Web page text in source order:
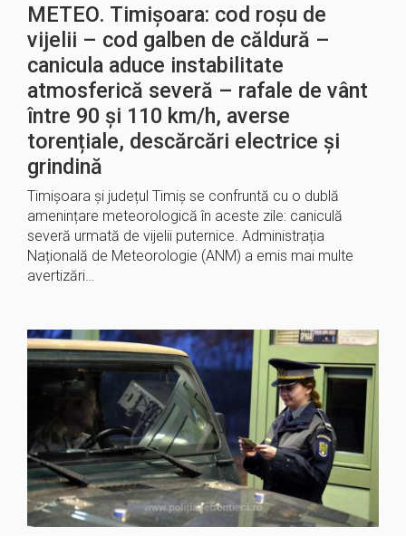
METEO. Timișoara: cod roșu de
vijelii – cod galben de căldură –
canicula aduce instabilitate
atmosferică severă – rafale de vânt
între 90 și 110 km/h, averse
torențiale, descărcări electrice și
grindină
Timișoara și județul Timiș se confruntă cu o dublă
amenințare meteorologică în aceste zile: caniculă
severă urmată de vijelii puternice. Administrația
Națională de Meteorologie (ANM) a emis mai multe
avertizări…